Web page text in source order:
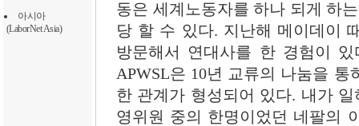
아시아
(LaborNet Asia)
동은 세계노동자를 하나 되게 하
당 할 수 있다. 지난해 메이데이
방문해서 연대사를 한 경험이
APWSL은 10년 교류의 나눔을
한 관계가 형성되어 있다. 내가
영위원 중의 한명이었던 네팔의